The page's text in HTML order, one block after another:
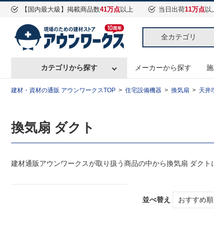
【国内最大級】掲載商品数41万点以上 当日出荷11万点以
全カテゴリ
カテゴリから探す メーカーから探す
建材・資材の通販 アウンワークスTOP 住宅設備機器 換気扇 天井
換気扇 ダクト
建材通販アウンワークスが取り扱う商品の中から換気扇 ダクト
並べ替え